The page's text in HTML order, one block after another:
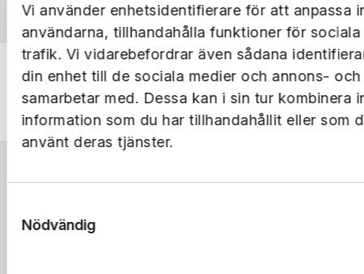
Vi använder enhetsidentifierare för att anpassa
användarna, tillhandahålla funktioner för
trafik. Vi vidarebefordrar även sådana
din enhet till de sociala medier och annons-
samarbetar med. Dessa kan i sin tur kombinera
information som du har tillhandahållit eller som
använt deras tjänster.
Nödvändig
Logga in
Lokal